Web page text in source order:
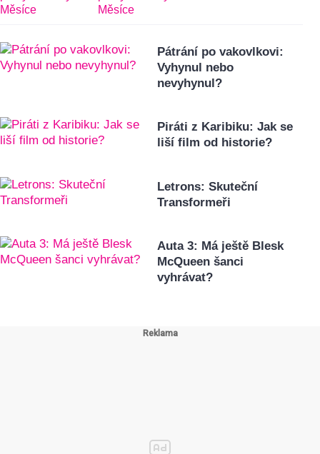
Pátrání po vakovlkovi:
Vyhynul nebo
nevyhynul?
Piráti z Karibiku: Jak se
liší film od historie?
Letrons: Skuteční
Transformeři
Auta 3: Má ještě Blesk
McQueen šanci
vyhrávat?